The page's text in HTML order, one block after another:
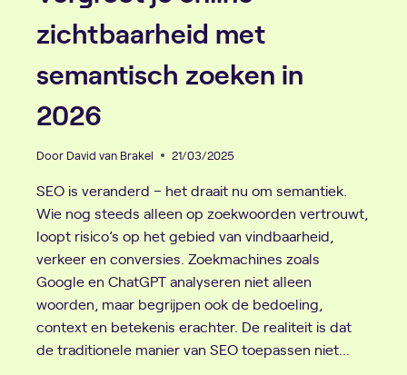
zichtbaarheid met
semantisch zoeken in
2026
Door David van Brakel 21/03/2025
SEO is veranderd – het draait nu om semantiek.
Wie nog steeds alleen op zoekwoorden vertrouwt,
loopt risico’s op het gebied van vindbaarheid,
verkeer en conversies. Zoekmachines zoals
Google en ChatGPT analyseren niet alleen
woorden, maar begrijpen ook de bedoeling,
context en betekenis erachter. De realiteit is dat
de traditionele manier van SEO toepassen niet…